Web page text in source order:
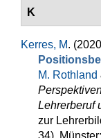
K
Kerres, M.
M. Rothland
Lehrerberuf
zur
34).